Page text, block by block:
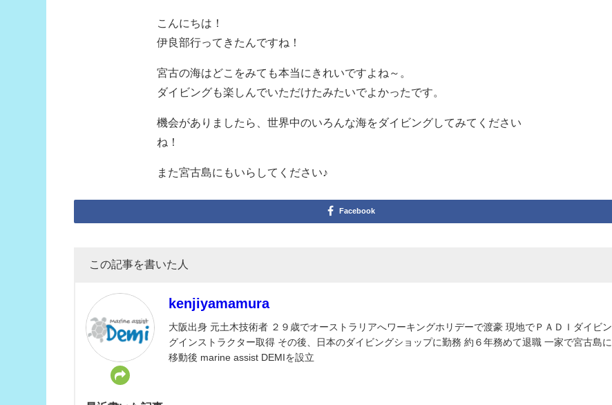
こんにちは！
伊良部行ってきたんですね！
宮古の海はどこをみても本当にきれいですよね～。
ダイビングも楽しんでいただけたみたいでよかったです。
機会がありましたら、世界中のいろんな海をダイビングしてみてください
ね！
また宮古島にもいらしてください♪
Facebook
この記事を書いた人
kenjiyamamura
大阪出身 元土木技術者 ２９歳でオーストラリアへワーキングホリデーで渡豪 現地でＰＡＤＩダイビン
グインストラクター取得 その後、日本のダイビングショップに勤務 約６年務めて退職 一家で宮古島に
移動後 marine assist DEMIを設立